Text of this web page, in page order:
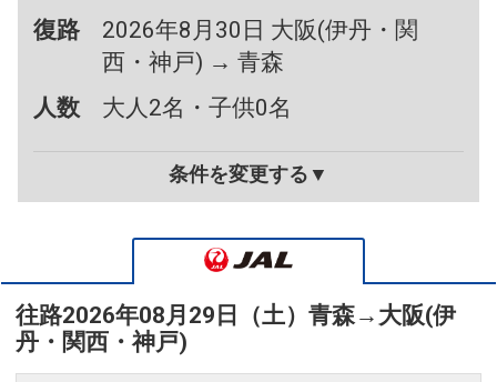
復路
2026年8月30日 大阪(伊丹・関
西・神戸) → 青森
人数
大人2名・子供0名
条件を変更する▼
往路2026年08月29日（土） 青森→ 大阪(伊
丹・関西・神戸)